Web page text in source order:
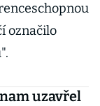
označilo
uzavřel